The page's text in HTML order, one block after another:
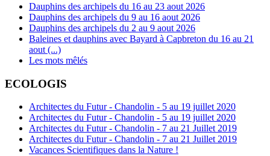
Dauphins des archipels du 16 au 23 aout 2026
Dauphins des archipels du 9 au 16 aout 2026
Dauphins des archipels du 2 au 9 aout 2026
Baleines et dauphins avec Bayard à Capbreton du 16 au 21
aout (...)
Les mots mêlés
ECOLOGIS
Architectes du Futur - Chandolin - 5 au 19 juillet 2020
Architectes du Futur - Chandolin - 5 au 19 juillet 2020
Architectes du Futur - Chandolin - 7 au 21 Juillet 2019
Architectes du Futur - Chandolin - 7 au 21 Juillet 2019
Vacances Scientifiques dans la Nature !